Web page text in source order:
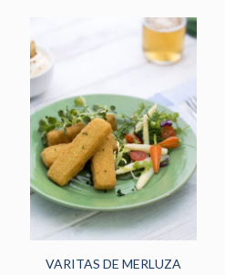
VARITAS DE MERLUZA